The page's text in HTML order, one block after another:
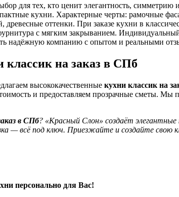
для тех, кто ценит элегантность, симметрию
кухни. Характерные черты: рамочные
оттенки. При заказе кухни в
с мягким закрыванием.
надёжную компанию с опытом и реальными
на заказ в СПб
высококачественные кухни классик на
и предоставляем прозрачные сметы. Мы
в СПб? «Красный Слон» создаёт
— всё под ключ. Приезжайте и создайте свою
персонально для Вас!